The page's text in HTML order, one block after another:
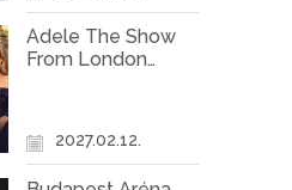
Adele The Show
From London
2027.02.12.